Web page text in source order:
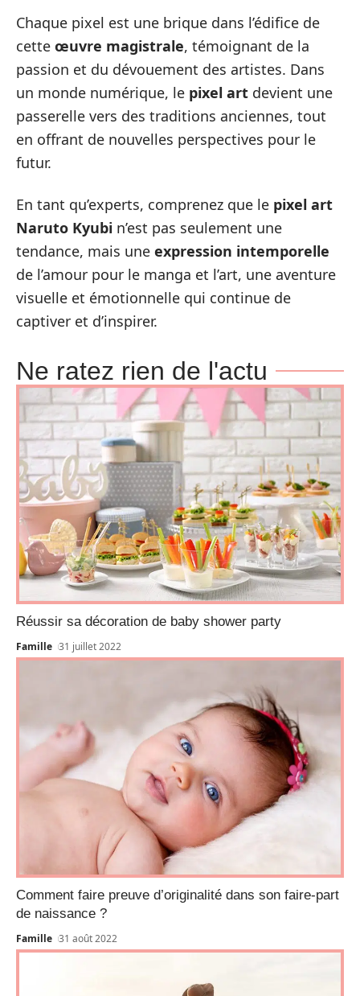
Chaque pixel est une brique dans l’édifice de
cette œuvre magistrale, témoignant de la
passion et du dévouement des artistes. Dans
un monde numérique, le pixel art devient une
passerelle vers des traditions anciennes, tout
en offrant de nouvelles perspectives pour le
futur.
En tant qu’experts, comprenez que le pixel art
Naruto Kyubi n’est pas seulement une
tendance, mais une expression intemporelle
de l’amour pour le manga et l’art, une aventure
visuelle et émotionnelle qui continue de
captiver et d’inspirer.
Ne ratez rien de l'actu
Réussir sa décoration de baby shower party
Famille 31 juillet 2022
Comment faire preuve d’originalité dans son faire-part
de naissance ?
Famille 31 août 2022